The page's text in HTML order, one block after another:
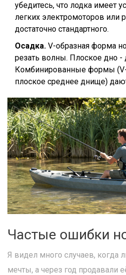
убедитесь, что лодка имеет
легких электромоторов или
достаточно стандартного.
Осадка. V-образная форма
резать волны. Плоское дно -
Комбинированные формы
плоское среднее днище)
Частые ошибки
Я видел много случаев, когда
мечты, а через год продавали